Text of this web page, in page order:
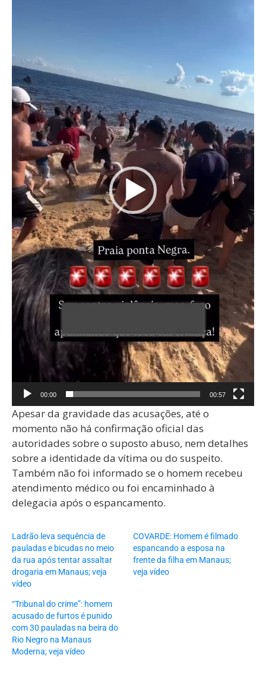
00:00 00:57
Apesar da gravidade das acusações, até o
momento não há confirmação oficial das
autoridades sobre o suposto abuso, nem detalhes
sobre a identidade da vítima ou do suspeito.
Também não foi informado se o homem recebeu
atendimento médico ou foi encaminhado à
delegacia após o espancamento.
Ladrão leva sequência de
pauladas e bicudas no meio
da rua após tentar assaltar
drogaria em Manaus; veja
vídeo
COVARDE: Homem é filmado
espancando a esposa na
frente da filha em Manaus;
veja vídeo
“Tribunal do crime”: homem
acusado de furtos é punido
com 30 pauladas na beira do
Rio Negro na Manaus
Moderna; veja vídeo